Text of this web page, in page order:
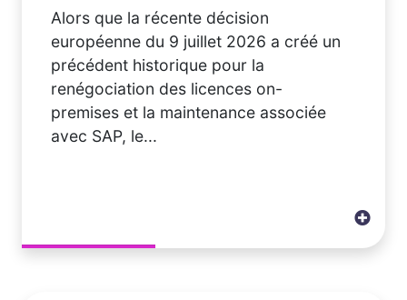
Alors que la récente décision
européenne du 9 juillet 2026 a créé un
précédent historique pour la
renégociation des licences on-
premises et la maintenance associée
avec SAP, le...